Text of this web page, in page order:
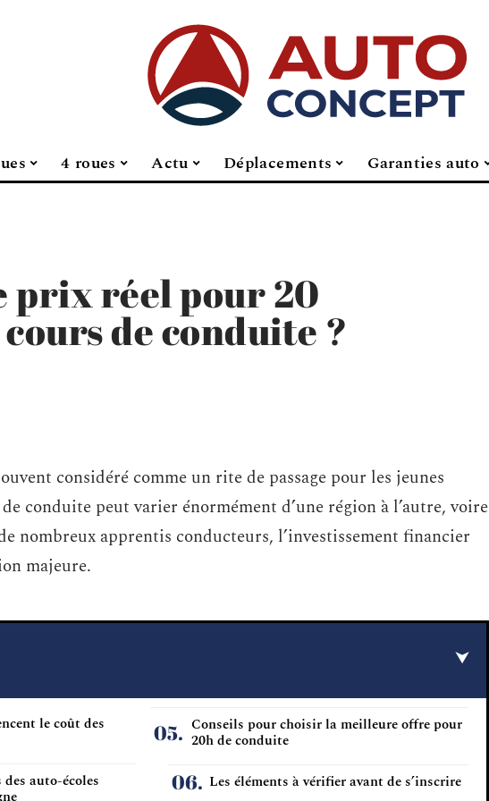
4 roues Actu Déplacements Garanties auto
prix réel pour 20
de conduite ?
considéré comme un rite de passage pour les jeunes
conduite peut varier énormément d’une région à l’autre, voire
nombreux apprentis conducteurs, l’investissement financier
majeure.
le coût des
auto-écoles
Conseils pour choisir la meilleure offre pour
20h de conduite
Les éléments à vérifier avant de s’inscrire